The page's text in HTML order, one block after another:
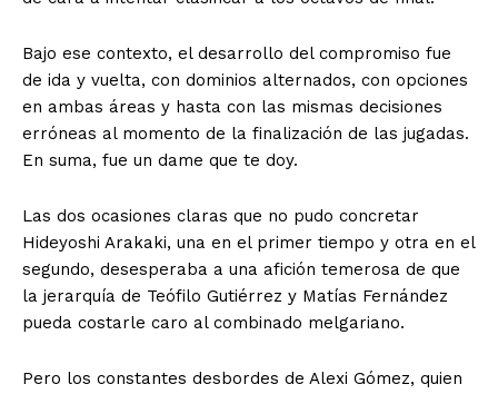
Bajo ese contexto, el desarrollo del compromiso fue
de ida y vuelta, con dominios alternados, con opciones
en ambas áreas y hasta con las mismas decisiones
erróneas al momento de la finalización de las jugadas.
En suma, fue un dame que te doy.
Las dos ocasiones claras que no pudo concretar
Hideyoshi Arakaki, una en el primer tiempo y otra en el
segundo, desesperaba a una afición temerosa de que
la jerarquía de Teófilo Gutiérrez y Matías Fernández
pueda costarle caro al combinado melgariano.
Pero los constantes desbordes de Alexi Gómez, quien